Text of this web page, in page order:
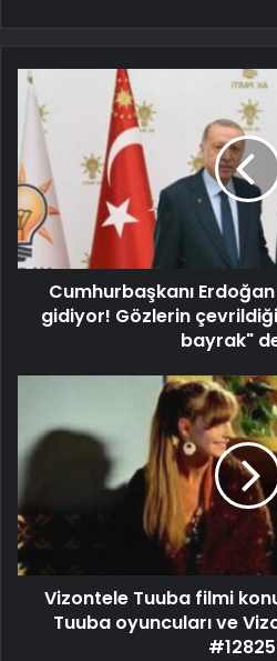
Cumhurbaşkanı Erdoğan
gidiyor! Gözlerin
bayrak"
Vizontele Tuuba filmi
Tuuba oyuncuları ve